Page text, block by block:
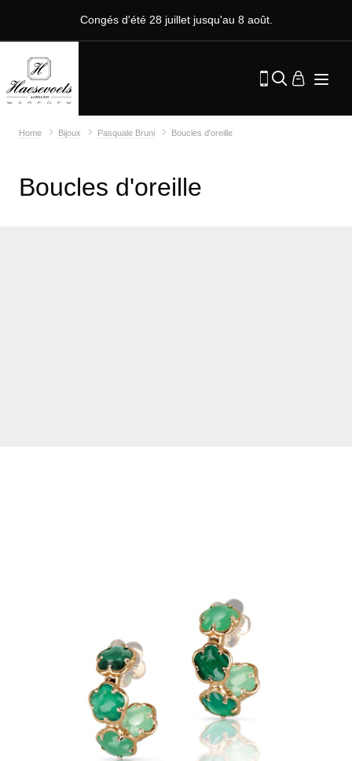
Congés d'été 28 juillet jusqu'au 8 août.
Home Bijoux Pasquale Bruni Boucles d'oreille
Boucles d'oreille